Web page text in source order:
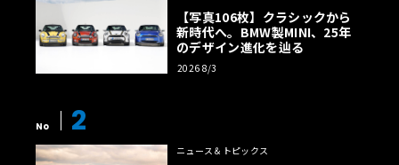
【写真106枚】クラシックから
新時代へ。BMW製MINI、25年
のデザイン進化を辿る
2026 8/3
No 2
ニュース＆トピックス